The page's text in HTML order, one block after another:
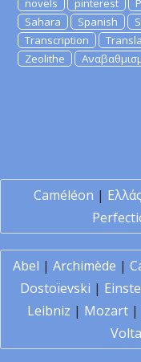
novels
pinterest
Sahara
Spanish
Transcription
Zeolithe
Caméléon | Ελλάς
Abel | Archimède |
Dostoïevski |
Leibniz | Mozart |